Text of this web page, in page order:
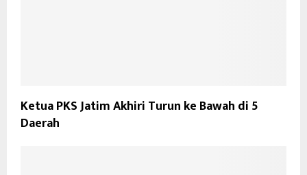
Ketua PKS Jatim Akhiri Turun ke Bawah di 5
Daerah